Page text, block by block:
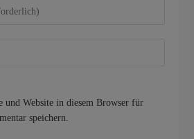
und Website in diesem Browser für
speichern.